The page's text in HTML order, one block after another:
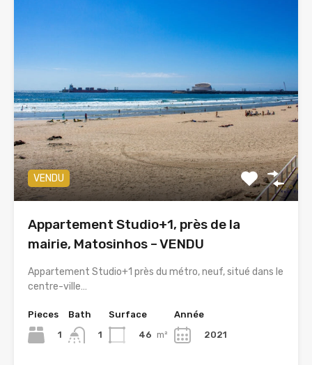
VENDU
Appartement Studio+1, près de la
mairie, Matosinhos – VENDU
Appartement Studio+1 près du métro, neuf, situé dans le
centre-ville…
Pieces
1
Bath
1
Surface
46 m²
Année
2021